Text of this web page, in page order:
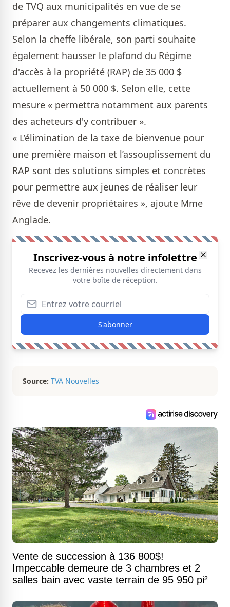
de TVQ aux municipalités en vue de se
préparer aux changements climatiques.
Selon la cheffe libérale, son parti souhaite
également hausser le plafond du Régime
d'accès à la propriété (RAP) de 35 000 $
actuellement à 50 000 $. Selon elle, cette
mesure « permettra notamment aux parents
des acheteurs d'y contribuer ».
« L’élimination de la taxe de bienvenue pour
une première maison et l’assouplissement du
RAP sont des solutions simples et concrètes
pour permettre aux jeunes de réaliser leur
rêve de devenir propriétaires », ajoute Mme
Anglade.
Inscrivez-vous à notre infolettre
Recevez les dernières nouvelles directement dans
votre boîte de réception.
S'abonner
Source: TVA Nouvelles
Vente de succession à 136 800$!
Impeccable demeure de 3 chambres et 2
salles bain avec vaste terrain de 95 950 pi²